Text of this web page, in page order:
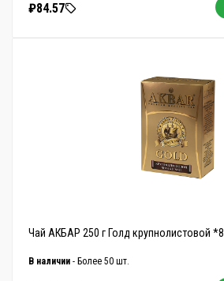
₽84.57
Чай АКБАР 250 г Голд крупнолистовой *8
В наличии - Более 50 шт.